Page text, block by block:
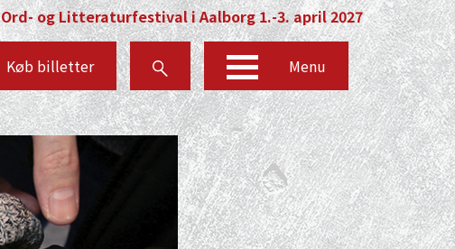
Ord- og Litteraturfestival i Aalborg 1.-3. april 2027
Køb billetter Menu